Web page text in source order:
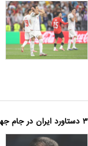
۳ دستاورد ایران در جام جهانی از دید قلعه‌نویی